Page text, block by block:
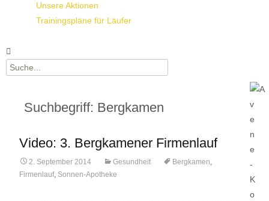
Unsere Aktionen
Trainingspläne für Läufer
Suchbegriff: Bergkamen
Video: 3. Bergkamener Firmenlauf
2. September 2014 Gesundheit Bergkamen,
Firmenlauf, Sonnen-Apotheke